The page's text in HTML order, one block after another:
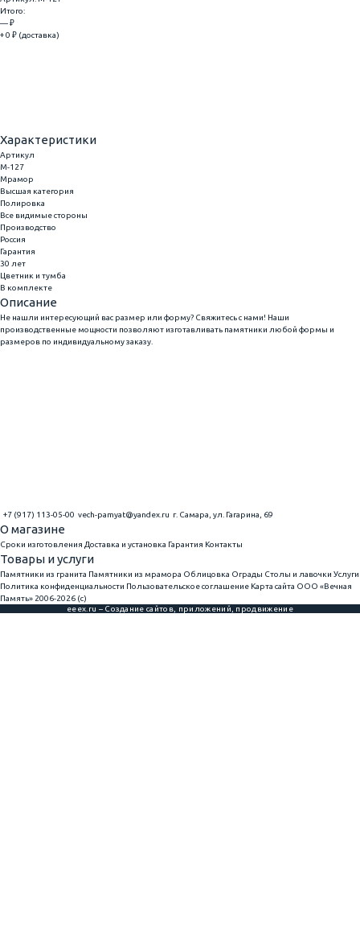
Итого:
— ₽
+ 0 ₽ (доставка)
Характеристики
Артикул
M-127
Мрамор
Высшая категория
Полировка
Все видимые стороны
Производство
Россия
Гарантия
30 лет
Цветник и тумба
В комплекте
Описание
Не нашли интересующий вас размер или форму? Свяжитесь с нами! Наши
производственные мощности позволяют изготавливать памятники любой формы и
размеров по индивидуальному заказу.
+7 (917) 113-05-00 vech-pamyat@yandex.ru г. Самара, ул. Гагарина, 69
О магазине
Сроки изготовления Доставка и установка Гарантия Контакты
Товары и услуги
Памятники из гранита Памятники из мрамора Облицовка Ограды Столы и лавочки Услуги
Политика конфиденциальности Пользовательское соглашение Карта сайта ООО «Вечная
Память» 2006-2026 (с)
eeex.ru – Создание сайтов, приложений, продвижение